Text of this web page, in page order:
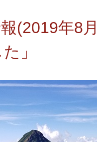
(2019年8
」